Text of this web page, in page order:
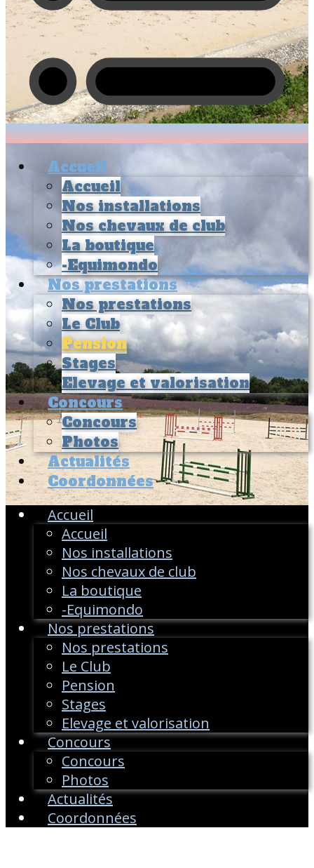
Accueil
Accueil
Nos installations
Nos chevaux de club
La boutique
-Equimondo
Nos prestations
Nos prestations
Le Club
Pension
Stages
Elevage et valorisation
Concours
Concours
Photos
Actualités
Coordonnées
Accueil
Accueil
Nos installations
Nos chevaux de club
La boutique
-Equimondo
Nos prestations
Nos prestations
Le Club
Pension
Stages
Elevage et valorisation
Concours
Concours
Photos
Actualités
Coordonnées